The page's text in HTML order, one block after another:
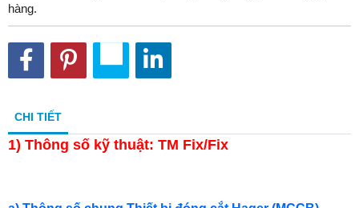
hàng.
CHI TIẾT
1) Thông số kỹ thuật: TM Fix/Fix